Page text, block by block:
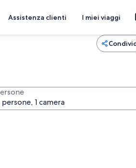
Assistenza clienti I miei viaggi